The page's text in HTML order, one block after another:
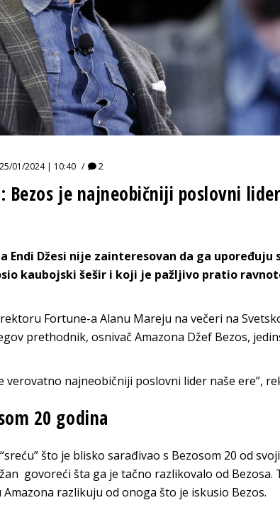
25/01/2024 | 10:40 2
Bezos je najneobičniji poslovni
Endi Džesi nije zainteresovan da ga upoređuju
kaubojski šešir i koji je pažljivo pratio
Fortune-a Alanu Mareju na večeri na
prethodnik, osnivač Amazona Džef Bezos,
verovatno najneobičniji poslovni lider naše ere”,
20 godina
što je blisko sarađivao s Bezosom 20 od
govoreći šta ga je tačno razlikovalo od Bezosa.
Amazona razlikuju od onoga što je iskusio Bezos.